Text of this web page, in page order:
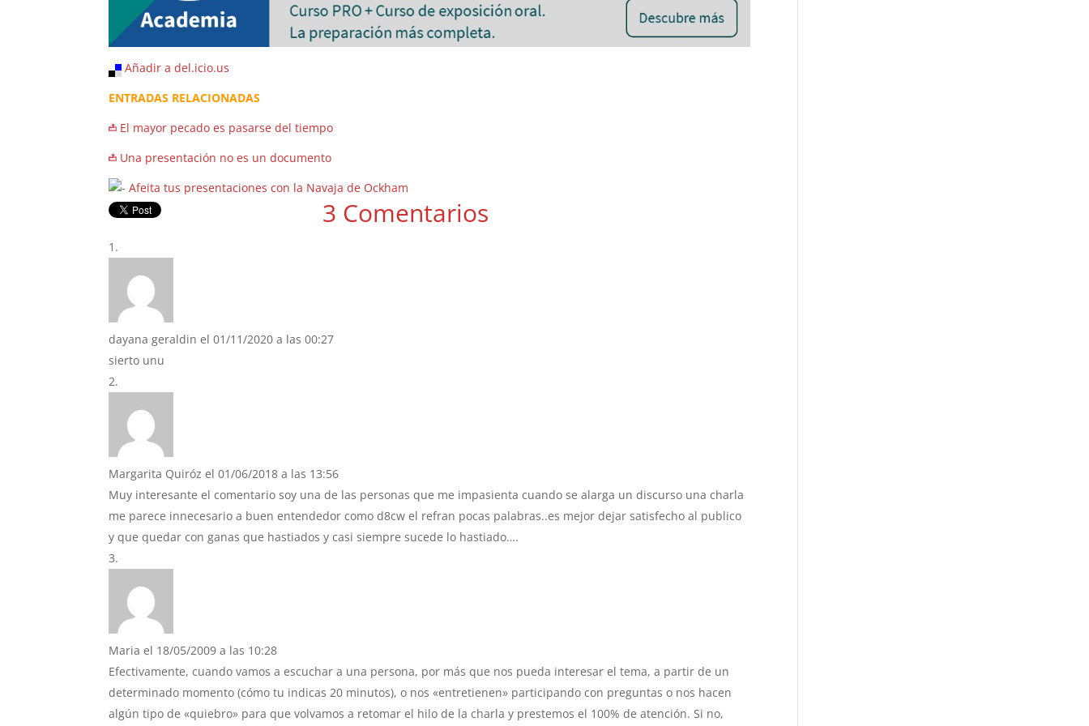
Añadir a del.icio.us
ENTRADAS RELACIONADAS
El mayor pecado es pasarse del tiempo
Una presentación no es un documento
Afeita tus presentaciones con la Navaja de Ockham
3 Comentarios
dayana geraldin el 01/11/2020 a las 00:27
sierto unu
Margarita Quiróz el 01/06/2018 a las 13:56
Muy interesante el comentario soy una de las personas que me impasienta cuando se alarga un discurso una charla
me parece innecesario a buen entendedor como d8cw el refran pocas palabras..es mejor dejar satisfecho al publico
y que quedar con ganas que hastiados y casi siempre sucede lo hastiado….
Maria el 18/05/2009 a las 10:28
Efectivamente, cuando vamos a escuchar a una persona, por más que nos pueda interesar el tema, a partir de un
determinado momento (cómo tu indicas 20 minutos), o nos «entretienen» participando con preguntas o nos hacen
algún tipo de «quiebro» para que volvamos a retomar el hilo de la charla y prestemos el 100% de atención. Si no,